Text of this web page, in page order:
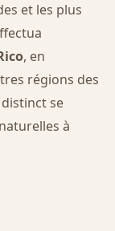
et les plus
, en
régions des
se
à